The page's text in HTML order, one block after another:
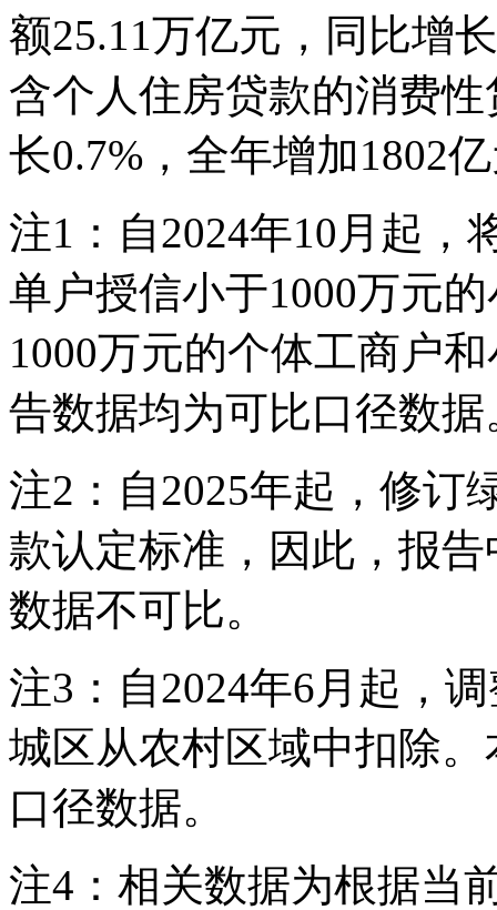
额25.11万亿元，同比增
含个人住房贷款的消费
长0.7%，全年增加1802
注1：自2024年10月起，
单户授信小于1000万元
1000万元的个体工商户
告数据均为可比口径数据
注2：自2025年起，修订
款认定标准，因此，报
数据不可比。
注3：自2024年6月起，
城区从农村区域中扣除
口径数据。
注4：相关数据为根据当